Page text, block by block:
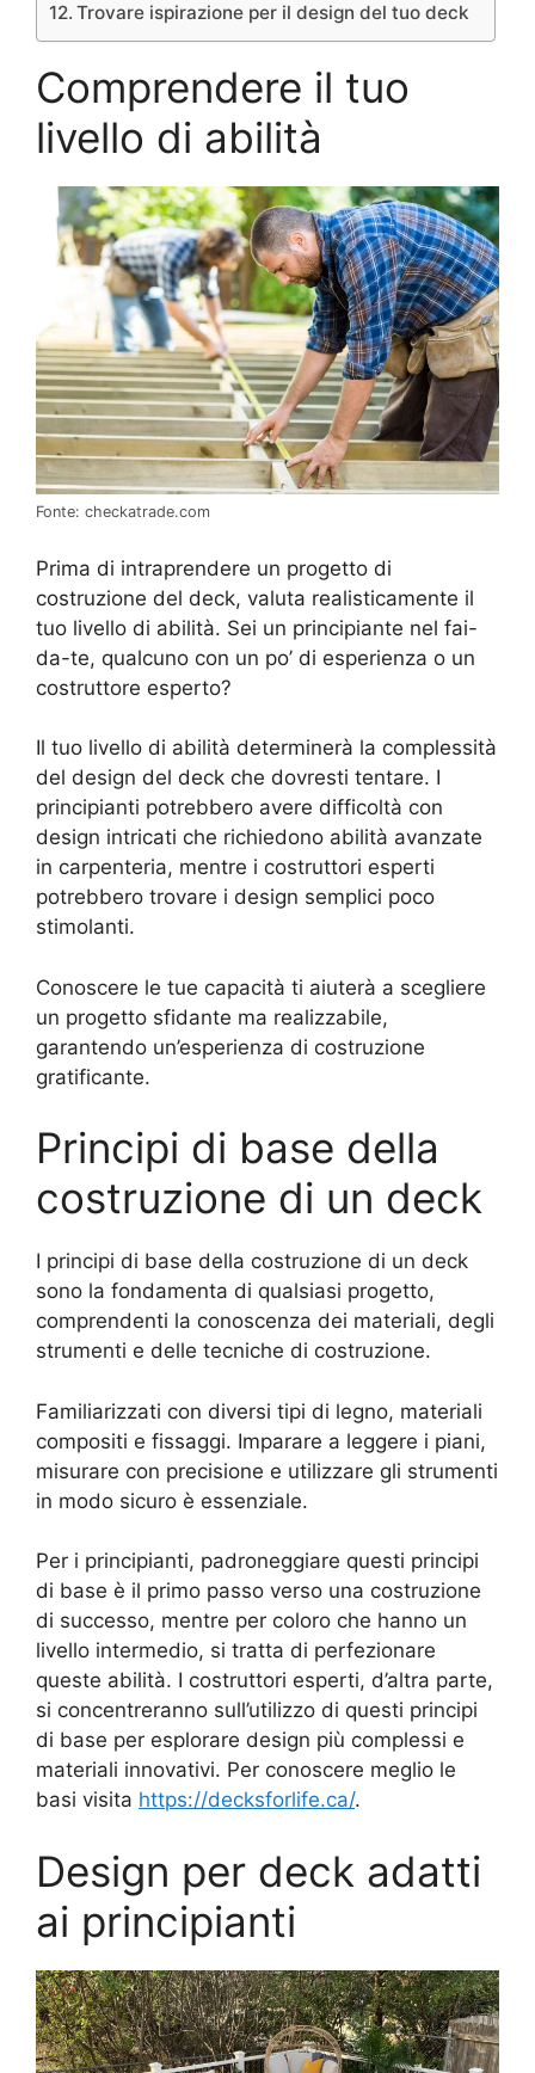
Trovare ispirazione per il design del tuo deck
Comprendere il tuo
livello di abilità
Fonte: checkatrade.com
Prima di intraprendere un progetto di
costruzione del deck, valuta realisticamente il
tuo livello di abilità. Sei un principiante nel fai-
da-te, qualcuno con un po’ di esperienza o un
costruttore esperto?
Il tuo livello di abilità determinerà la complessità
del design del deck che dovresti tentare. I
principianti potrebbero avere difficoltà con
design intricati che richiedono abilità avanzate
in carpenteria, mentre i costruttori esperti
potrebbero trovare i design semplici poco
stimolanti.
Conoscere le tue capacità ti aiuterà a scegliere
un progetto sfidante ma realizzabile,
garantendo un’esperienza di costruzione
gratificante.
Principi di base della
costruzione di un deck
I principi di base della costruzione di un deck
sono la fondamenta di qualsiasi progetto,
comprendenti la conoscenza dei materiali, degli
strumenti e delle tecniche di costruzione.
Familiarizzati con diversi tipi di legno, materiali
compositi e fissaggi. Imparare a leggere i piani,
misurare con precisione e utilizzare gli strumenti
in modo sicuro è essenziale.
Per i principianti, padroneggiare questi principi
di base è il primo passo verso una costruzione
di successo, mentre per coloro che hanno un
livello intermedio, si tratta di perfezionare
queste abilità. I costruttori esperti, d’altra parte,
si concentreranno sull’utilizzo di questi principi
di base per esplorare design più complessi e
materiali innovativi. Per conoscere meglio le
basi visita https://decksforlife.ca/.
Design per deck adatti
ai principianti